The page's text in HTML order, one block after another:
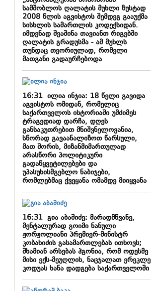
სამშობლოს ღალატის მუხლი ზუსტად
2008 წლის აგვისტოს შემდეგ გააუქმა
სისხლის სამართლის კოდექსიდან.
იმდენად შეაშინა თავიანთ რიგებში
ღალატის გრადუსმა - ამ მუხლს
თუნდაც თეორიულად, რომელი
მათგანი გადაურჩებოდა
16:31ილია ინჯია: 18 წელი გავიდა
აგვისტოს ომიდან, რომელიც
საქართველოს ისტორიაში უმძიმეს
ტრაგედიად დარჩა, დღეს
განსაკუთრებით მნიშვნელოვანია,
სწორად გავაანალიზოთ წარსული,
მათ შორის, მიზანმიმართულად
არასწორი პოლიტიკური
გადაწყვეტილებები და
უპასუხისმგებლო ნაბიჯები,
რომლებმაც ქვეყანა ომამდე მიიყვანა
16:31გია აბაშიძე: მარადმწვანე,
მენტალურად გოიმი ნანული
ჟორჟოლიანი პრემიერ-მინისტრ
კობახიძის გასამართლებას ითხოვს;
შხამიან არსებას ჰგონია, რომ ოდესმე
მისი ექს-მეუღლის, ნაცჯალათ ერეკლე
კოდუას ხანა დადგება საქართველოში